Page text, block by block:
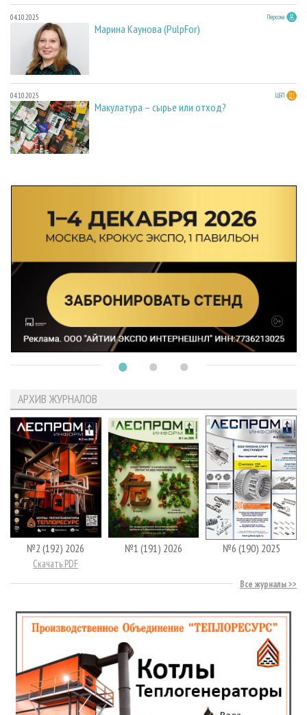
04.10.2025 Персона
Марина Каунова (PulpFor)
04.10.2025 ЦБП
Макулатура – сырье или отход?
АРХИВ ЖУРНАЛОВ
№2 (192) 2026
Скачать PDF
№1 (191) 2026 №6 (190) 2025
Все журналы